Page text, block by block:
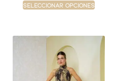
Seleccionar opciones